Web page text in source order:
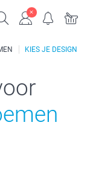
KIES JE DESIGN